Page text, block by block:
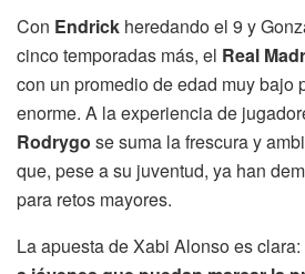
Con Endrick heredando el 9 y
cinco temporadas más, el Real
con un promedio de edad muy bajo
enorme. A la experiencia de
Rodrygo se suma la frescura y
que, pese a su juventud, ya han
para retos mayores.
La apuesta de Xabi Alonso es clara: